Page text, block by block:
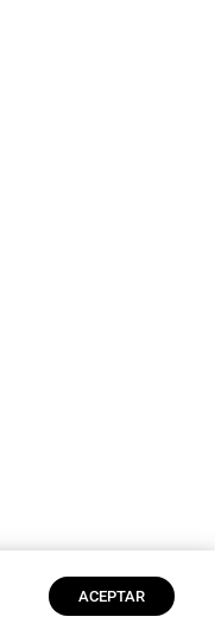
Producto
ACEPTAR